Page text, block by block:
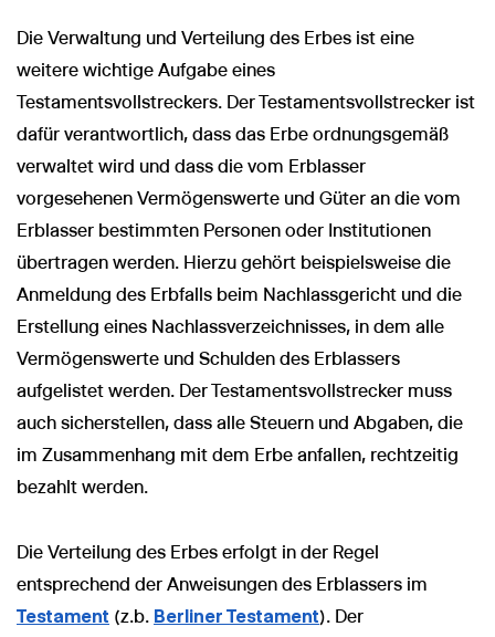
Die Verwaltung und Verteilung des Erbes ist eine
weitere wichtige Aufgabe eines
Testamentsvollstreckers. Der Testamentsvollstrecker ist
dafür verantwortlich, dass das Erbe ordnungsgemäß
verwaltet wird und dass die vom Erblasser
vorgesehenen Vermögenswerte und Güter an die vom
Erblasser bestimmten Personen oder Institutionen
übertragen werden. Hierzu gehört beispielsweise die
Anmeldung des Erbfalls beim Nachlassgericht und die
Erstellung eines Nachlassverzeichnisses, in dem alle
Vermögenswerte und Schulden des Erblassers
aufgelistet werden. Der Testamentsvollstrecker muss
auch sicherstellen, dass alle Steuern und Abgaben, die
im Zusammenhang mit dem Erbe anfallen, rechtzeitig
bezahlt werden.
Die Verteilung des Erbes erfolgt in der Regel
entsprechend der Anweisungen des Erblassers im
Testament (z.b. Berliner Testament). Der